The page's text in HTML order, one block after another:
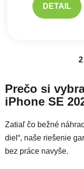
DETAIL
2
Prečo si
iPhone SE
Zatiaľ čo bežné
diel“, naše riešenie
bez práce navyše.